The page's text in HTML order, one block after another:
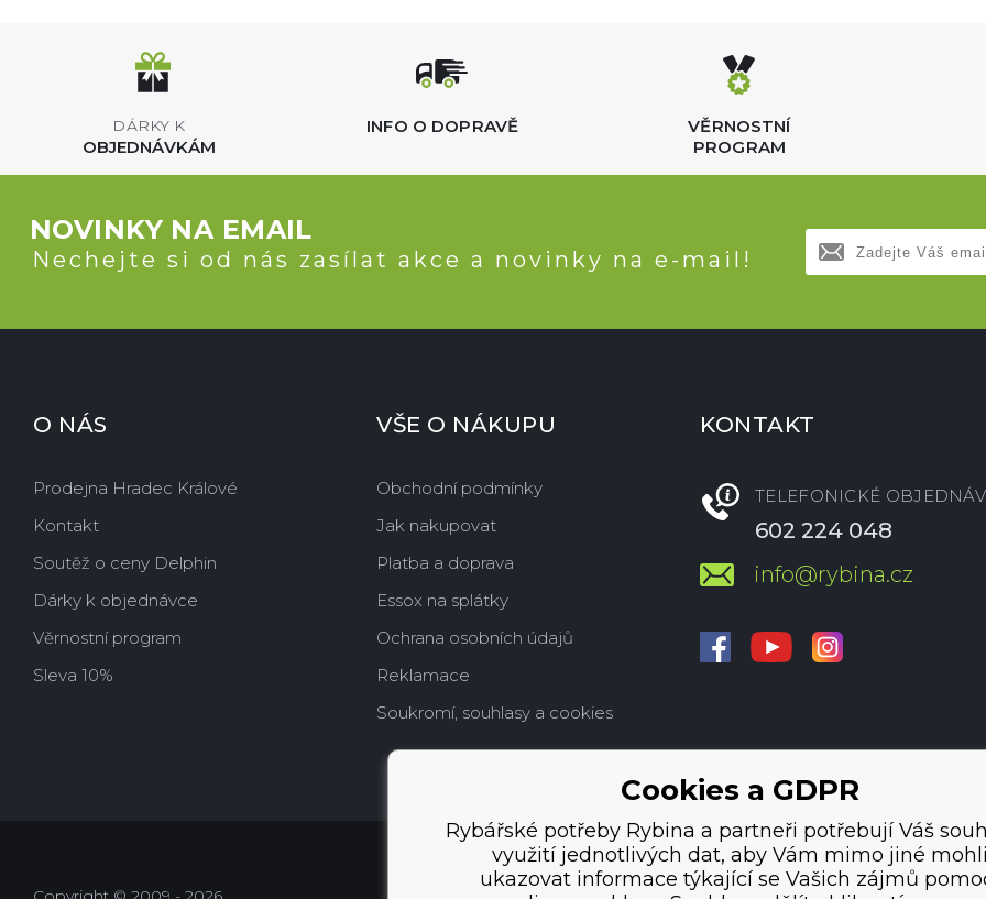
DÁRKY K
OBJEDNÁVKÁM
INFO O DOPRAVĚ
VĚRNOSTNÍ
PROGRAM
NOVINKY NA EMAIL
Nechejte si od nás zasílat akce a novinky na e-mail!
O NÁS
Prodejna Hradec Králové
Kontakt
Soutěž o ceny Delphin
Dárky k objednávce
Věrnostní program
Sleva 10%
VŠE O NÁKUPU
Obchodní podmínky
Jak nakupovat
Platba a doprava
Essox na splátky
Ochrana osobních údajů
Reklamace
Soukromí, souhlasy a cookies
KONTAKT
TELEFONICKÉ
602 224 048
info@rybina.cz
Cookies a GDPR
Rybářské potřeby Rybina a partneři potřebují Váš
využití jednotlivých dat, aby Vám mimo jiné mohli
ukazovat informace týkající se Vašich zájmů